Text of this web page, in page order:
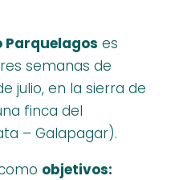
Parquelagos es
semanas de
julio, en la sierra de
finca del
– Galapagar).
objetivos: